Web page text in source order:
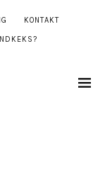
KONTAKT